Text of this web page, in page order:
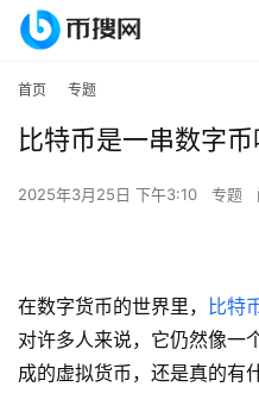
首页 专题
比特币是一串数字
2025年3月25日 下午3:10 专题
在数字货币的世界里， 比特
对许多人来说，它仍然像一
成的虚拟货币，还是真的有